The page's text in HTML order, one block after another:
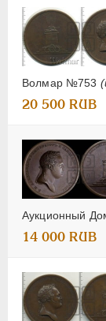
Волмар №753
20 500 RUB
Аукционный
14 000 RUB